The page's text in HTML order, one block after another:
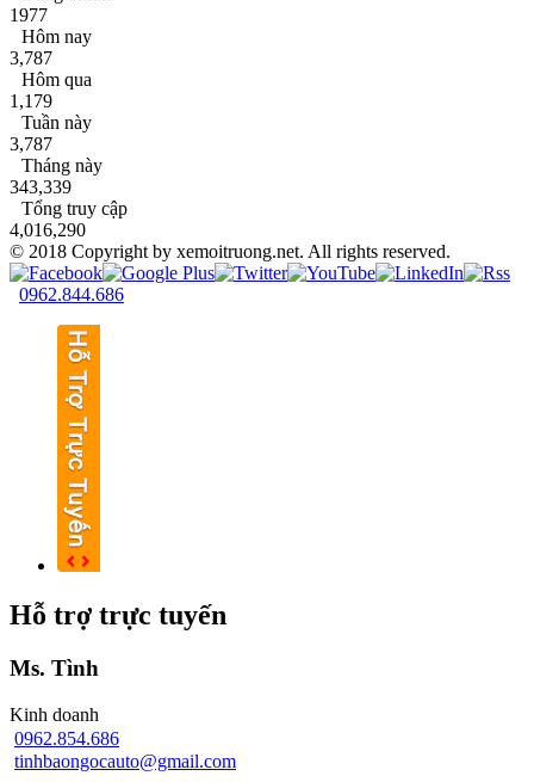
1977
Hôm nay
3,787
Hôm qua
1,179
Tuần này
3,787
Tháng này
343,339
Tổng truy cập
4,016,290
© 2018 Copyright by xemoitruong.net. All rights reserved.
0962.844.686
Hỗ trợ trực tuyến
Ms. Tình
Kinh doanh
0962.854.686
tinhbaongocauto@gmail.com